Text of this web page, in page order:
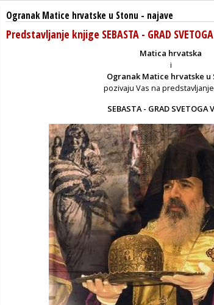
Ogranak Matice hrvatske u Stonu - najave
Predstavljanje knjige SEBASTA - GRAD
Matica hrvatska
i
Ogranak Matice hrvatske u
pozivaju Vas na
SEBASTA - GRAD SVETOGA